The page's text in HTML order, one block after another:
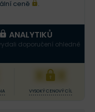
ceně .
ANALYTIKŮ
doporučení ohledně
XXX
VYSOKÝ CENOVÝ CÍL